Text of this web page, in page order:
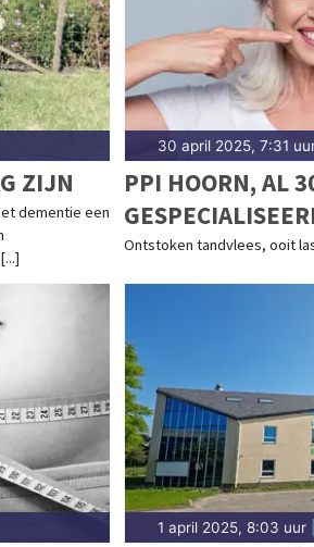
ZIJN
dementie een
30 april 2025, 7:31
PPI HOORN, AL
TOPNIVEAU
Ontstoken tandvlees, ooit
1 april 2025, 8:03 uur|